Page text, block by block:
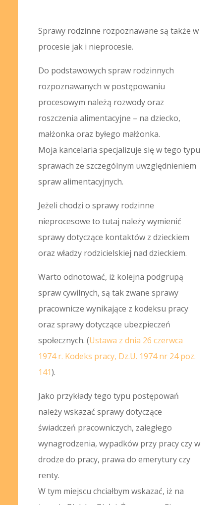
Sprawy rodzinne rozpoznawane są także w
procesie jak i nieprocesie.
Do podstawowych spraw rodzinnych
rozpoznawanych w postępowaniu
procesowym należą rozwody oraz
roszczenia alimentacyjne – na dziecko,
małżonka oraz byłego małżonka.
Moja kancelaria specjalizuje się w tego typu
sprawach ze szczególnym uwzględnieniem
spraw alimentacyjnych.
Jeżeli chodzi o sprawy rodzinne
nieprocesowe to tutaj należy wymienić
sprawy dotyczące kontaktów z dzieckiem
oraz władzy rodzicielskiej nad dzieckiem.
Warto odnotować, iż kolejna podgrupą
spraw cywilnych, są tak zwane sprawy
pracownicze wynikające z kodeksu pracy
oraz sprawy dotyczące ubezpieczeń
społecznych. (Ustawa z dnia 26 czerwca
1974 r. Kodeks pracy, Dz.U. 1974 nr 24 poz.
141).
Jako przykłady tego typu postępowań
należy wskazać sprawy dotyczące
świadczeń pracowniczych, zaległego
wynagrodzenia, wypadków przy pracy czy w
drodze do pracy, prawa do emerytury czy
renty.
W tym miejscu chciałbym wskazać, iż na